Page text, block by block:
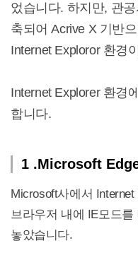
었습니다. 하지만, 관
축되어 Acrive X 기반
Internet Exploror 환경
Internet Explorer 환경
합니다.
1 .Microsoft
Microsoft사에서
브라우저 내에 IE모드
놓았습니다.